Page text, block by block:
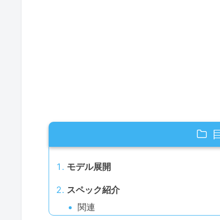
モデル展開
スペック紹介
関連